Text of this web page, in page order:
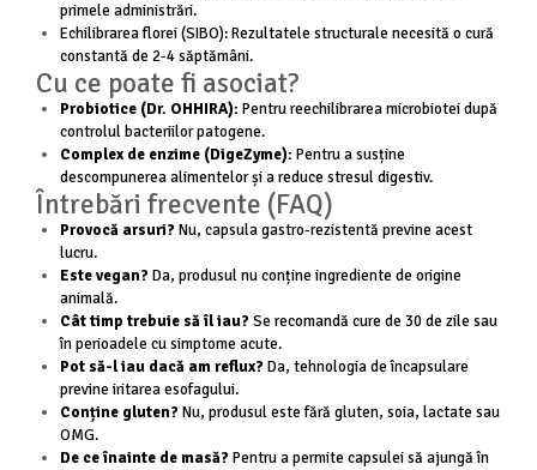
primele administrări.
Echilibrarea florei (SIBO): Rezultatele structurale necesită o cură
constantă de 2-4 săptămâni.
Cu ce poate fi asociat?
Probiotice (Dr. OHHIRA): Pentru reechilibrarea microbiotei după
controlul bacteriilor patogene.
Complex de enzime (DigeZyme): Pentru a susține
descompunerea alimentelor și a reduce stresul digestiv.
Întrebări frecvente (FAQ)
Provocă arsuri? Nu, capsula gastro-rezistentă previne acest
lucru.
Este vegan? Da, produsul nu conține ingrediente de origine
animală.
Cât timp trebuie să îl iau? Se recomandă cure de 30 de zile sau
în perioadele cu simptome acute.
Pot să-l iau dacă am reflux? Da, tehnologia de încapsulare
previne iritarea esofagului.
Conține gluten? Nu, produsul este fără gluten, soia, lactate sau
OMG.
De ce înainte de masă? Pentru a permite capsulei să ajungă în